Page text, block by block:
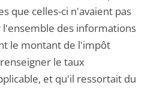
que celles-ci n'avaient pas
des informations
le montant de l'impôt
le taux
et qu'il ressortait du